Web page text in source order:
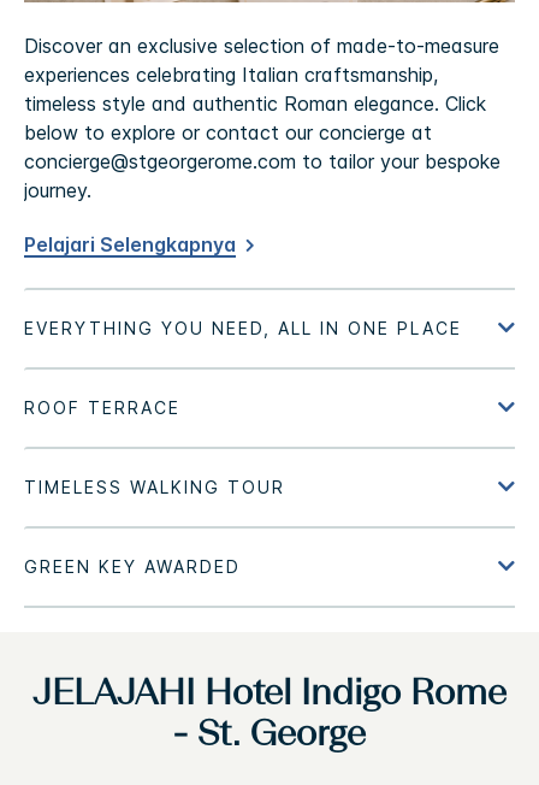
Discover an exclusive selection of made-to-measure
experiences celebrating Italian craftsmanship,
timeless style and authentic Roman elegance. Click
below to explore or contact our concierge at
concierge@stgeorgerome.com to tailor your bespoke
journey.
Pelajari Selengkapnya
JELAJAHI Hotel Indigo Rome
- St. George